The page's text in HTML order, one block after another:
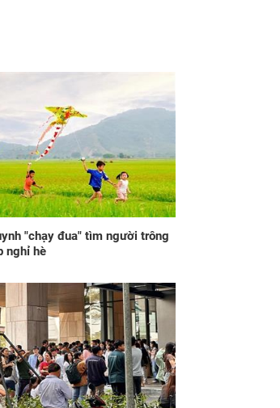
Trúng số độc đắc sau
16h30 chiều nay
(7/8/2026), 3 con
giáp lộc nhiều hơn
sông, tài vận sáng
như trăng Rằm, chính
thức hết khổ
Kết hôn 3 năm, bạn bè
ghen tỵ vì tôi được
"chạy đua" tìm người trông
nghỉ hè